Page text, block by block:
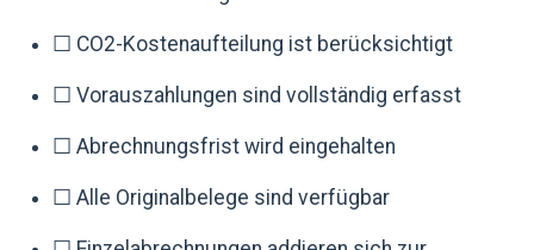
☐ CO2-Kostenaufteilung ist berücksichtigt
☐ Vorauszahlungen sind vollständig erfasst
☐ Abrechnungsfrist wird eingehalten
☐ Alle Originalbelege sind verfügbar